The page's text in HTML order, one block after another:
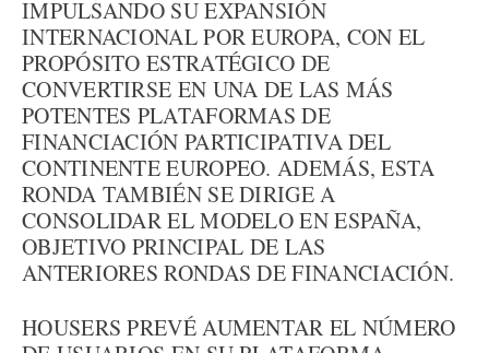
IMPULSANDO SU EXPANSIÓN
INTERNACIONAL POR EUROPA, CON EL
PROPÓSITO ESTRATÉGICO DE
CONVERTIRSE EN UNA DE LAS MÁS
POTENTES PLATAFORMAS DE
FINANCIACIÓN PARTICIPATIVA DEL
CONTINENTE EUROPEO. ADEMÁS, ESTA
RONDA TAMBIÉN SE DIRIGE A
CONSOLIDAR EL MODELO EN ESPAÑA,
OBJETIVO PRINCIPAL DE LAS
ANTERIORES RONDAS DE FINANCIACIÓN.
HOUSERS PREVÉ AUMENTAR EL NÚMERO